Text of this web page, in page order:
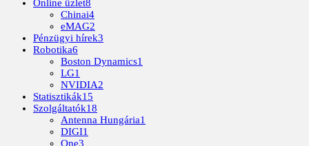
Online üzlet8
Chinai4
eMAG2
Pénzügyi hírek3
Robotika6
Boston Dynamics1
LG1
NVIDIA2
Statisztikák15
Szolgáltatók18
Antenna Hungária1
DIGI1
One3